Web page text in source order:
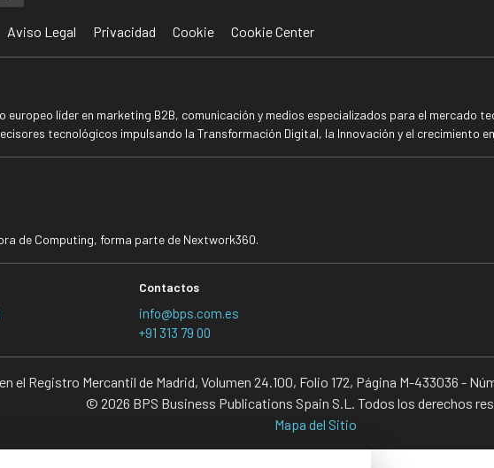
Aviso Legal Privacidad Cookie Cookie Center
europeo líder en marketing B2B, comunicación y medios especializados para el mercado
tecnológicos impulsando la Transformación Digital, la Innovación y el crecimiento
de Computing, forma parte de Nextwork360.
Contactos
info@bps.com.es
+91 313 79 00
el Registro Mercantil de Madrid, Volumen 24.100, Folio 172, Página M-433036 -
© 2026 BPS Business Publications Spain S.L. Todos los derechos
Mapa del Sitio